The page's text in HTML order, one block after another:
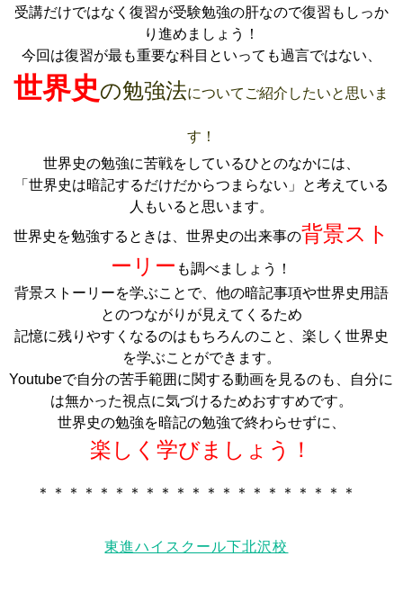
受講だけではなく復習が受験勉強の肝なので復習もしっか
り進めましょう！
今回は復習が最も重要な科目といっても過言ではない、
世界史の勉強法についてご紹介したいと思いま
す！
世界史の勉強に苦戦をしているひとのなかには、
「世界史は暗記するだけだからつまらない」と考えている
人もいると思います。
世界史を勉強するときは、世界史の出来事の背景スト
ーリー も調べましょう！
背景ストーリーを学ぶことで、他の暗記事項や世界史用語
とのつながりが見えてくるため
記憶に残りやすくなるのはもちろんのこと、楽しく世界史
を学ぶことができます。
Youtubeで自分の苦手範囲に関する動画を見るのも、自分に
は無かった視点に気づけるためおすすめです。
世界史の勉強を暗記の勉強で終わらせずに、
楽しく学びましょう！
＊＊＊＊＊＊＊＊＊＊＊＊＊＊＊＊＊＊＊＊＊
東進ハイスクール下北沢校